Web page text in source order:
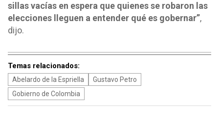
sillas vacías en espera que quienes se robaron las
elecciones lleguen a entender qué es gobernar”,
dijo.
Temas relacionados:
Abelardo de la Espriella
Gustavo Petro
Gobierno de Colombia